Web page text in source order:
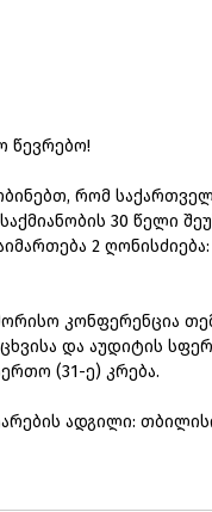
წევრებო!
­რომ
30­ წე­ლი
­2 ­ღო­ნის­ძი­ე­ბა:­
კონ­ფე­რენ­ცია
­და ­აუდი­ტის­
(31-­ე)­ კრე­ბა.
­ად­გი­ლი: